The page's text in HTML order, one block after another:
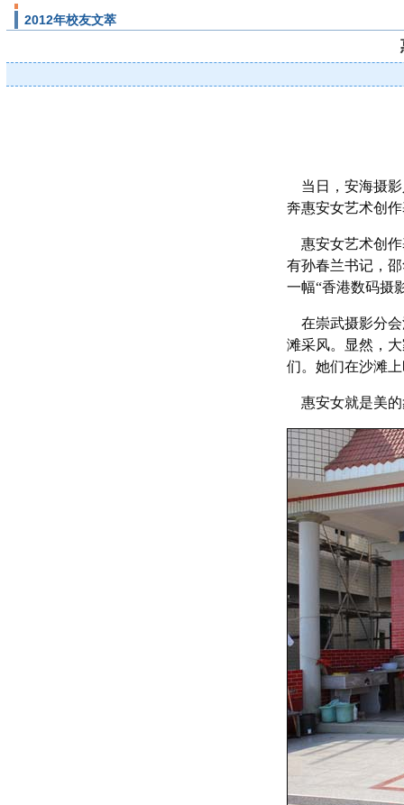
2012年校友文萃
当日，安海摄影
奔惠安女艺术创
惠安女艺术创作
有孙春兰书记，
一幅“香港数码摄
在崇武摄影分会
滩采风。显然，
们。她们在沙滩
惠安女就是美的